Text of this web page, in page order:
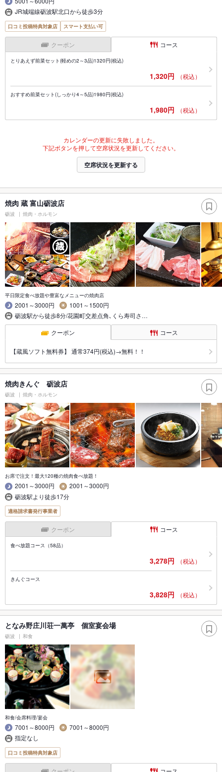
JR城端線砺波駅北口から徒歩3分
口コミ投稿特典対象店 スマート支払い可
クーポン コース
とりあえず前菜セット(軽めの2～3品)1320円(税込)
1,320円 （税込）
おすすめ前菜セット(しっかり4～5品)1980円(税込)
1,980円 （税込）
カレンダーの更新に失敗しました。
下記ボタンを押して空席状況を更新してください。
空席状況を更新する
焼肉 蔵 富山砺波店
砺波 焼肉・ホルモン
平日限定食べ放題や豊富なメニューの焼肉店
2001～3000円
1001～1500円
砺波駅から徒歩8分/花園町交差点角､くら寿司さ…
クーポン コース
【蔵風ソフト無料券】 通常374円(税込)→無料！！
焼肉きんぐ 砺波店
砺波 焼肉・ホルモン
お席で注文！最大120種の焼肉食べ放題！
2001～3000円
2001～3000円
砺波駅より徒歩17分
適格請求書発行事業者
クーポン コース
食べ放題コース（58品）
3,278円 （税込）
きんぐコース
3,828円 （税込）
となみ野庄川荘一萬亭 個室宴会場
砺波 和食
和食/会席料理/宴会
7001～8000円
7001～8000円
指定なし
口コミ投稿特典対象店